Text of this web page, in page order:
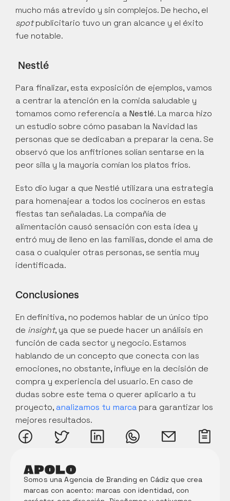
Somos una Agencia de Branding en Cádiz que crea
marcas con acento: marcas con identidad, con
spot publicitario tuvo un gran alcance y el éxito
fue notable.
Nestlé
Para finalizar, esta exposición de ejemplos, vamos
a centrar la atención en la comida saludable y
tomamos como referencia a Nestlé. La marca hizo
un estudio sobre cómo pasaban la Navidad las
personas que se dedicaban a preparar la cena. Se
observó que los anfitriones solían sentarse en la
peor silla y la mayoría comían los platos fríos.
Esto dio lugar a que Nestlé utilizara una estrategia
para homenajear a todos los cocineros en estas
fiestas tan señaladas. La compañía de
alimentación causó sensación con esta idea y
entró muy de lleno en las familias, donde el ama de
casa o cualquier otras personas, se sentía muy
identificada.
Conclusiones
En definitiva, no podemos hablar de un único tipo
de insight, ya que se puede hacer un análisis en
función de cada sector y negocio. Estamos
hablando de un concepto que conecta con las
emociones, no obstante, influye en la decisión de
compra y experiencia del usuario. En caso de
dudas sobre este tema o querer aplicarlo a tu
proyecto, analizamos tu marca para garantizar los
mejores resultados.